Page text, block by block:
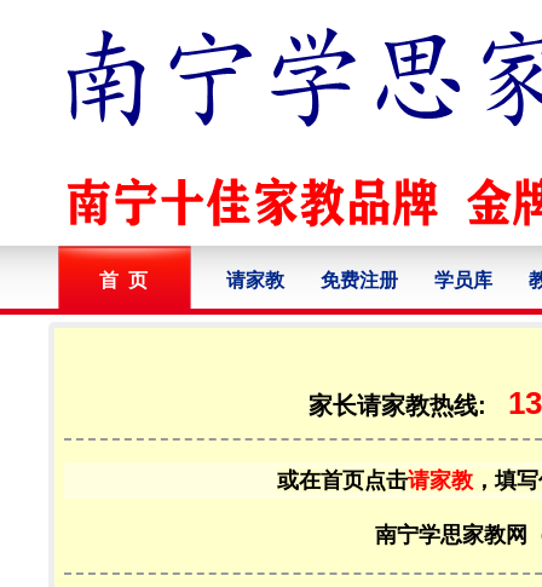
首 页 请家教 免费注册 学员库
家长请家教热线:
或在首页点击请家教 ，填
南宁学思家教网